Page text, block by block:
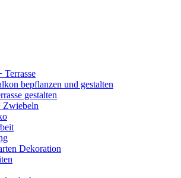
Terrasse
bepflanzen und gestalten
gestalten
Zwiebeln
Dekoration